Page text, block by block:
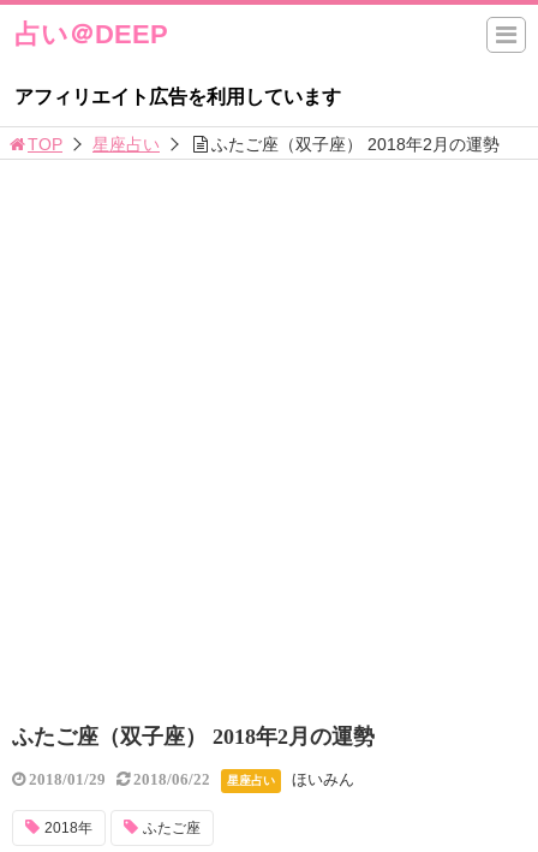
占い＠DEEP
アフィリエイト広告を利用しています
TOP 星座占い ふたご座（双子座） 2018年2月の運勢
ふたご座（双子座） 2018年2月の運勢
2018/01/29 2018/06/22 星座占い ほいみん
2018年 ふたご座